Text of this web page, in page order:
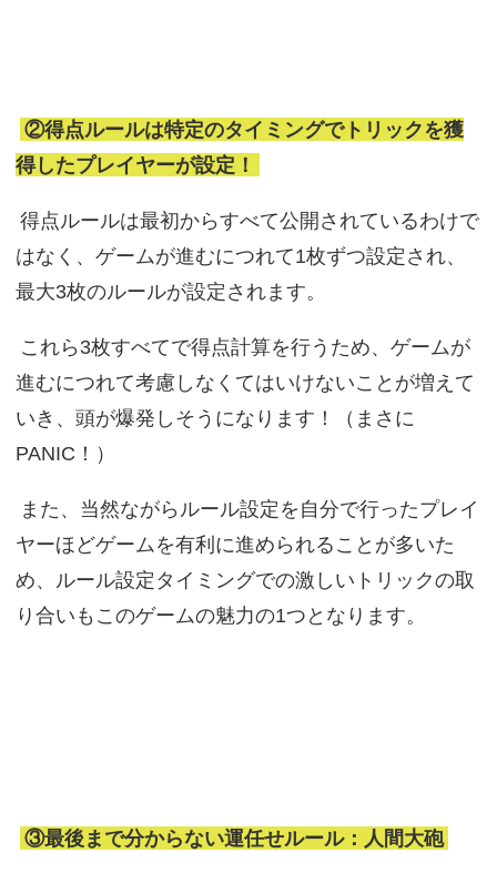
②得点ルールは特定のタイミングでトリックを獲
得したプレイヤーが設定！
得点ルールは最初からすべて公開されているわけで
はなく、ゲームが進むにつれて1枚ずつ設定され、
最大3枚のルールが設定されます。
これら3枚すべてで得点計算を行うため、ゲームが
進むにつれて考慮しなくてはいけないことが増えて
いき、頭が爆発しそうになります！（まさに
PANIC！）
また、当然ながらルール設定を自分で行ったプレイ
ヤーほどゲームを有利に進められることが多いた
め、ルール設定タイミングでの激しいトリックの取
り合いもこのゲームの魅力の1つとなります。
③最後まで分からない運任せルール：人間大砲